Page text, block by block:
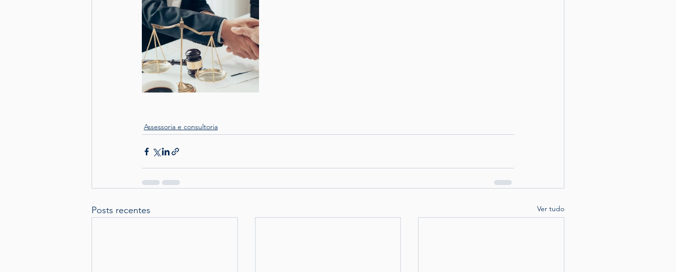
Assessoria e consultoria
Posts recentes Ver tudo